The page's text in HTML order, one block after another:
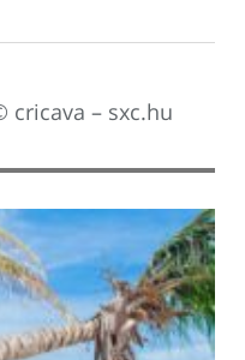
cricava – sxc.hu